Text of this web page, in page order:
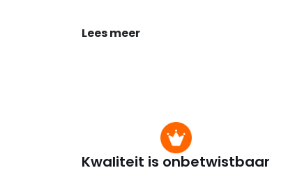
Lees meer
Kwaliteit is onbetwistbaar